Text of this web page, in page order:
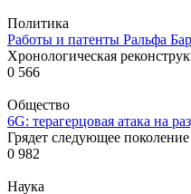
Политика
Работы и патенты Ральфа
Хронологическая
0 566
Общество
6G: терагерцовая атака на
Грядет следующее
0 982
Наука